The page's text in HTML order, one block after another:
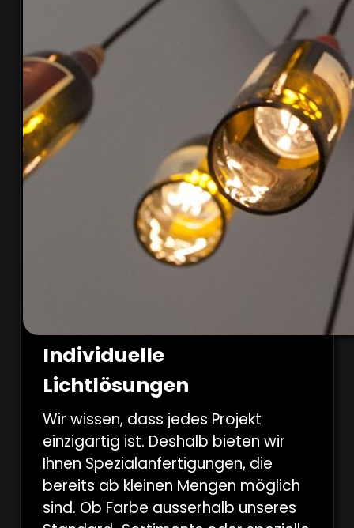
Individuelle
Lichtlösungen
Wir wissen, dass jedes Projekt
einzigartig ist. Deshalb bieten wir
Ihnen Spezialanfertigungen, die
bereits ab kleinen Mengen möglich
sind. Ob Farbe ausserhalb unseres